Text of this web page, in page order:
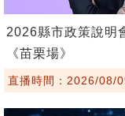
2026縣市政策說明
《苗栗場》
直播時間：2026/08/